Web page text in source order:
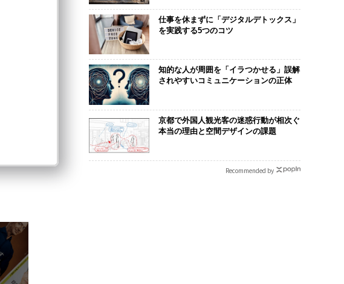
仕事を休まずに「デジタルデトックス」
を実践する5つのコツ
知的な人が周囲を「イラつかせる」誤解
されやすいコミュニケーションの正体
京都で外国人観光客の迷惑行動が相次ぐ
本当の理由と空間デザインの課題
Recommended by